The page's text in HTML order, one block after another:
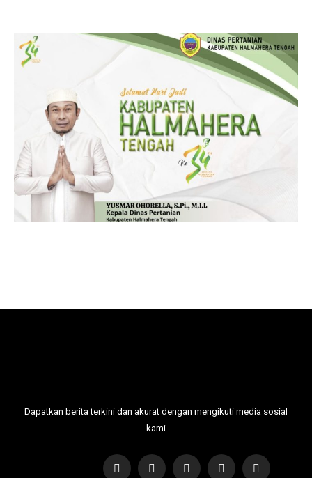
Dapatkan berita terkini dan akurat dengan mengikuti media sosial
kami